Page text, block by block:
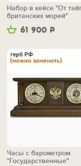
61 900 Р
Набор в кейсе "От
британских морей"
Часы с барометром
"Государственные"